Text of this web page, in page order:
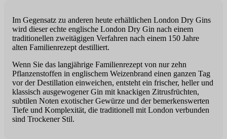
Im Gegensatz zu anderen heute erhältlichen London Dry Gins
wird dieser echte englische London Dry Gin nach einem
traditionellen zweitägigen Verfahren nach einem 150 Jahre
alten Familienrezept destilliert.
Wenn Sie das langjährige Familienrezept von nur zehn
Pflanzenstoffen in englischem Weizenbrand einen ganzen Tag
vor der Destillation einweichen, entsteht ein frischer, heller und
klassisch ausgewogener Gin mit knackigen Zitrusfrüchten,
subtilen Noten exotischer Gewürze und der bemerkenswerten
Tiefe und Komplexität, die traditionell mit London verbunden
sind Trockener Stil.